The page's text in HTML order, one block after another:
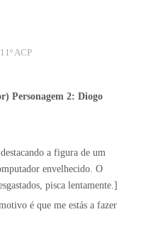
ACP
Personagem 2: Diogo
a figura de um
envelhecido. O
pisca lentamente.]
é que me estás a fazer